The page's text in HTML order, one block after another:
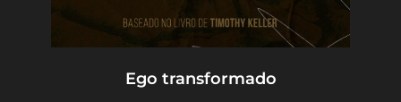
Ego transformado